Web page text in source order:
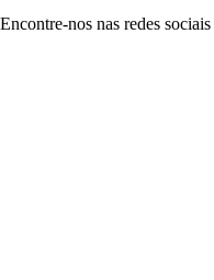
Encontre-nos nas redes sociais